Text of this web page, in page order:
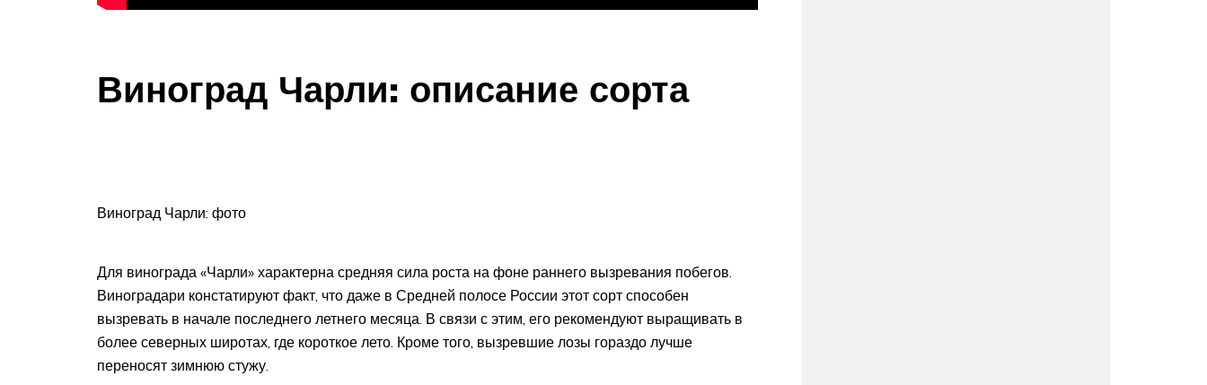
Виноград Чарли: описание сорта
Виноград Чарли: фото
Для винограда «Чарли» характерна средняя сила роста на фоне раннего вызревания побегов.
Виноградари констатируют факт, что даже в Средней полосе России этот сорт способен
вызревать в начале последнего летнего месяца. В связи с этим, его рекомендуют выращивать в
более северных широтах, где короткое лето. Кроме того, вызревшие лозы гораздо лучше
переносят зимнюю стужу.